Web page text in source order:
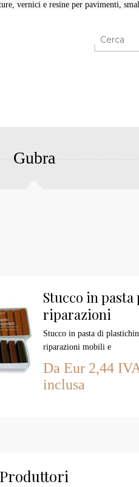
vernici e resine per pavimenti,
Gubra
Stucco in pasta
riparazioni
Stucco in pasta di
riparazioni mobili e
delle superfici in legno.
Da Eur 2,44
inclusa
Produttori